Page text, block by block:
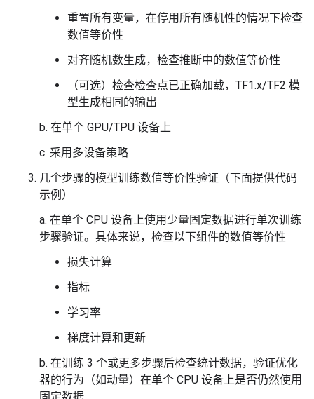
重置所有变量，在停用所有随机性的情况下检查
数值等价性
对齐随机数生成，检查推断中的数值等价性
（可选）检查检查点已正确加载，TF1.x/TF2 模
型生成相同的输出
b. 在单个 GPU/TPU 设备上
c. 采用多设备策略
几个步骤的模型训练数值等价性验证（下面提供代码
示例）
a. 在单个 CPU 设备上使用少量固定数据进行单次训练
步骤验证。具体来说，检查以下组件的数值等价性
损失计算
指标
学习率
梯度计算和更新
b. 在训练 3 个或更多步骤后检查统计数据，验证优化
器的行为（如动量）在单个 CPU 设备上是否仍然使用